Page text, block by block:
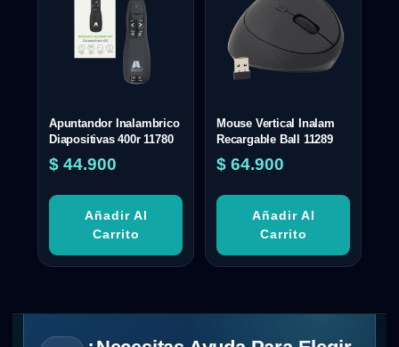
Apuntandor Inalambrico
Diapositivas 400r 11780
$ 44.900
Añadir Al
Carrito
Mouse Vertical Inalam
Recargable Ball 11289
$ 64.900
Añadir Al
Carrito